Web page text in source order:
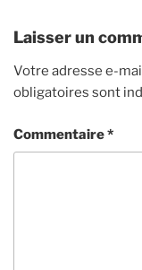
Laisser un
Votre adresse e-
obligatoires sont
Commentaire*